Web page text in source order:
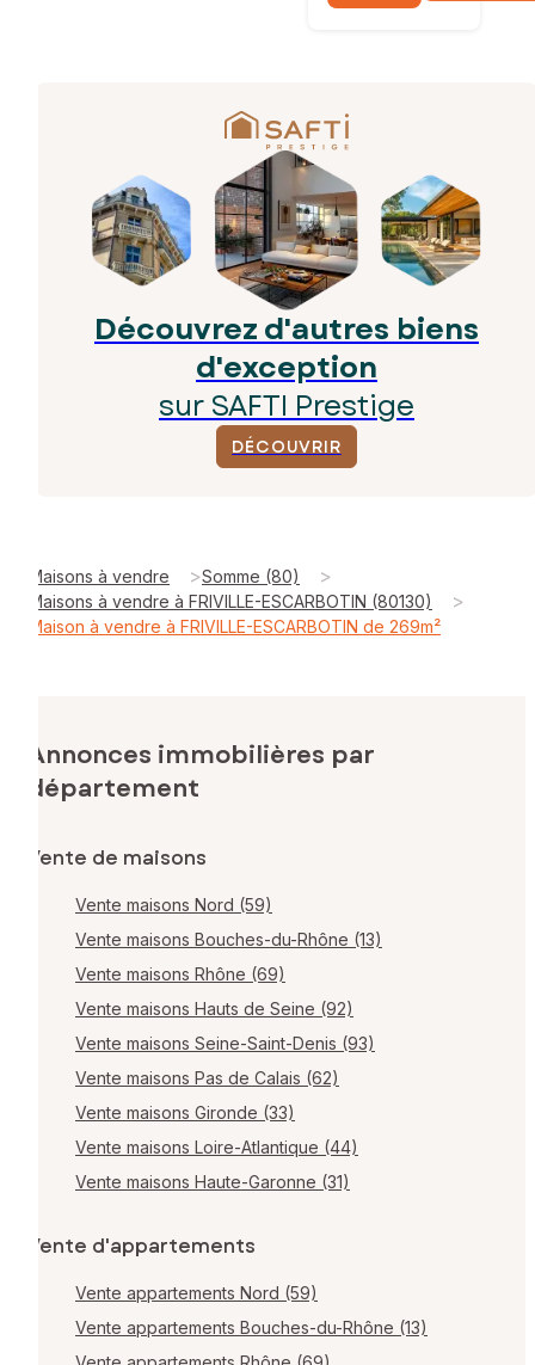
Découvrez d'autres biens
d'exception
sur SAFTI Prestige
DÉCOUVRIR
Maisons à vendre >Somme (80) >
Maisons à vendre à FRIVILLE-ESCARBOTIN (80130) >
Maison à vendre à FRIVILLE-ESCARBOTIN de 269m²
Annonces immobilières par
département
Vente de maisons
Vente maisons Nord (59)
Vente maisons Bouches-du-Rhône (13)
Vente maisons Rhône (69)
Vente maisons Hauts de Seine (92)
Vente maisons Seine-Saint-Denis (93)
Vente maisons Pas de Calais (62)
Vente maisons Gironde (33)
Vente maisons Loire-Atlantique (44)
Vente maisons Haute-Garonne (31)
Vente d'appartements
Vente appartements Nord (59)
Vente appartements Bouches-du-Rhône (13)